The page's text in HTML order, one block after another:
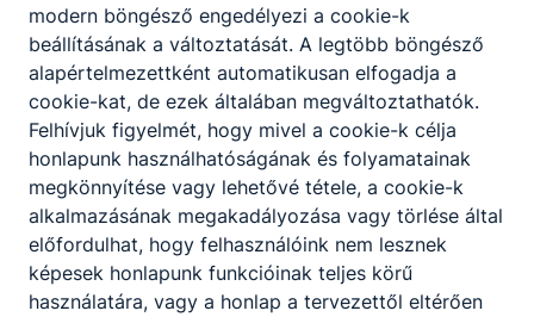
modern böngésző engedélyezi a cookie-k
beállításának a változtatását. A legtöbb böngésző
alapértelmezettként automatikusan elfogadja a
cookie-kat, de ezek általában megváltoztathatók.
Felhívjuk figyelmét, hogy mivel a cookie-k célja
honlapunk használhatóságának és folyamatainak
megkönnyítése vagy lehetővé tétele, a cookie-k
alkalmazásának megakadályozása vagy törlése által
előfordulhat, hogy felhasználóink nem lesznek
képesek honlapunk funkcióinak teljes körű
használatára, vagy a honlap a tervezettől eltérően